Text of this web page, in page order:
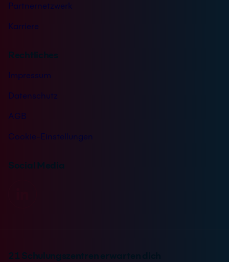
Partnernetzwerk
Karriere
Rechtliches
Impressum
Datenschutz
AGB
Cookie-Einstellungen
Social Media
21 Schulungszentren erwarten dich